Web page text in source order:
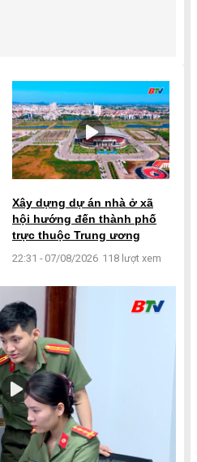
Xây dựng dự án nhà ở xã
hội hướng đến thành phố
trực thuộc Trung ương
22:31 - 07/08/2026 118 lượt xem